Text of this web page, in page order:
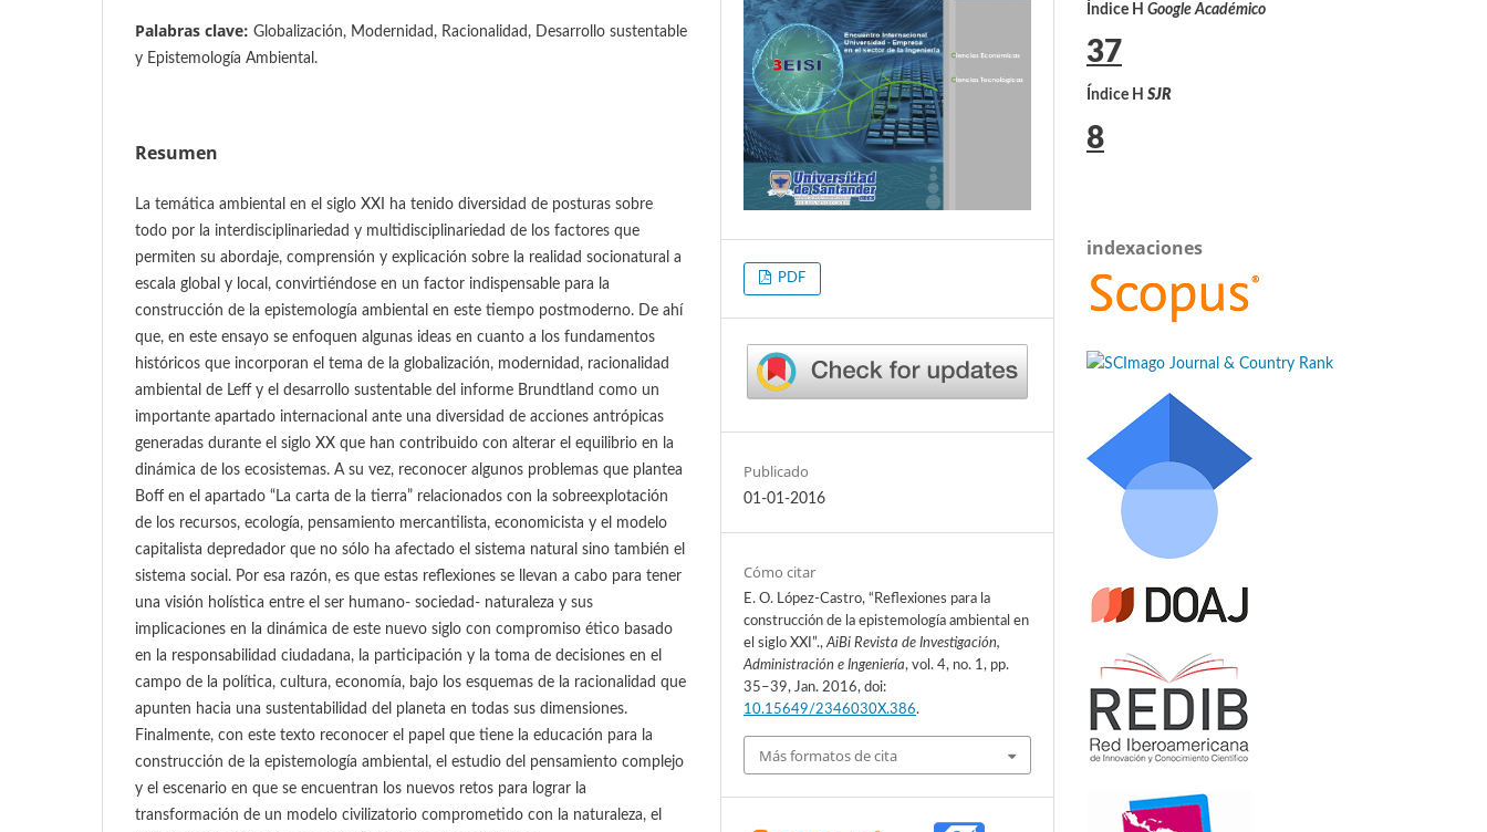
Palabras clave: Globalización, Modernidad, Racionalidad, Desarrollo sustentable
y Epistemología Ambiental.
Resumen
La temática ambiental en el siglo XXI ha tenido diversidad de posturas sobre
todo por la interdisciplinariedad y multidisciplinariedad de los factores que
permiten su abordaje, comprensión y explicación sobre la realidad socionatural a
escala global y local, convirtiéndose en un factor indispensable para la
construcción de la epistemología ambiental en este tiempo postmoderno. De ahí
que, en este ensayo se enfoquen algunas ideas en cuanto a los fundamentos
históricos que incorporan el tema de la globalización, modernidad, racionalidad
ambiental de Leff y el desarrollo sustentable del informe Brundtland como un
importante apartado internacional ante una diversidad de acciones antrópicas
generadas durante el siglo XX que han contribuido con alterar el equilibrio en la
dinámica de los ecosistemas. A su vez, reconocer algunos problemas que plantea
Boff en el apartado “La carta de la tierra” relacionados con la sobreexplotación
de los recursos, ecología, pensamiento mercantilista, economicista y el modelo
capitalista depredador que no sólo ha afectado el sistema natural sino también el
sistema social. Por esa razón, es que estas reflexiones se llevan a cabo para tener
una visión holística entre el ser humano- sociedad- naturaleza y sus
implicaciones en la dinámica de este nuevo siglo con compromiso ético basado
en la responsabilidad ciudadana, la participación y la toma de decisiones en el
campo de la política, cultura, economía, bajo los esquemas de la racionalidad que
apunten hacia una sustentabilidad del planeta en todas sus dimensiones.
Finalmente, con este texto reconocer el papel que tiene la educación para la
construcción de la epistemología ambiental, el estudio del pensamiento complejo
y el escenario en que se encuentran los nuevos retos para lograr la
transformación de un modelo civilizatorio comprometido con la naturaleza, el
PDF
Publicado
01-01-2016
Cómo citar
E. O. López-Castro, “Reflexiones para la
construcción de la epistemología ambiental en
el siglo XXI”.,AiBi Revista de Investigación,
Administración e Ingeniería, vol. 4, no. 1, pp.
35–39, Jan. 2016, doi:
10.15649/2346030X.386.
Más formatos de cita
Índice H Google Académico
37
Índice H SJR
8
indexaciones